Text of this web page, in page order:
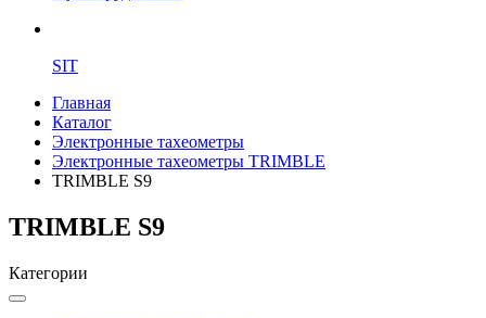
SIT
Главная
Каталог
Электронные тахеометры
Электронные тахеометры TRIMBLE
TRIMBLE S9
TRIMBLE S9
Категории